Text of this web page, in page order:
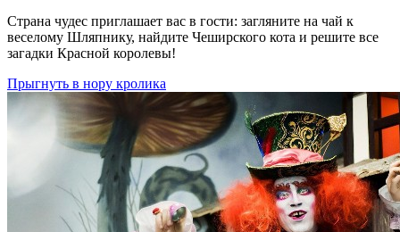
Страна чудес приглашает вас в гости: загляните на чай к
веселому Шляпнику, найдите Чеширского кота и решите все
загадки Красной королевы!
Прыгнуть в нору кролика